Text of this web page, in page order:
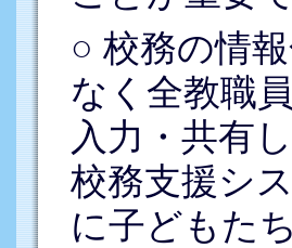
○ 校務の情
なく全教職
入力・共有
校務支援シ
に子どもた